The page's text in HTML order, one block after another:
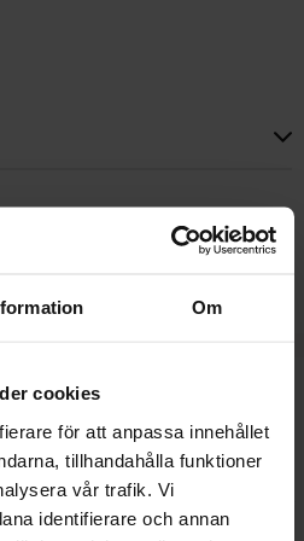
Om
cookies
för att anpassa innehållet
tillhandahålla funktioner
vår trafik. Vi
identifierare och annan
er 159.90 kr (2026-08-
produkter